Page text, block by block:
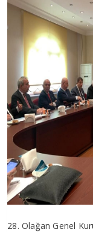
28. Olağan Genel